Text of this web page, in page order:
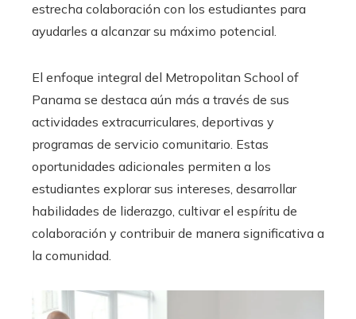
estrecha colaboración con los estudiantes para
ayudarles a alcanzar su máximo potencial.
El enfoque integral del Metropolitan School of
Panama se destaca aún más a través de sus
actividades extracurriculares, deportivas y
programas de servicio comunitario. Estas
oportunidades adicionales permiten a los
estudiantes explorar sus intereses, desarrollar
habilidades de liderazgo, cultivar el espíritu de
colaboración y contribuir de manera significativa a
la comunidad.